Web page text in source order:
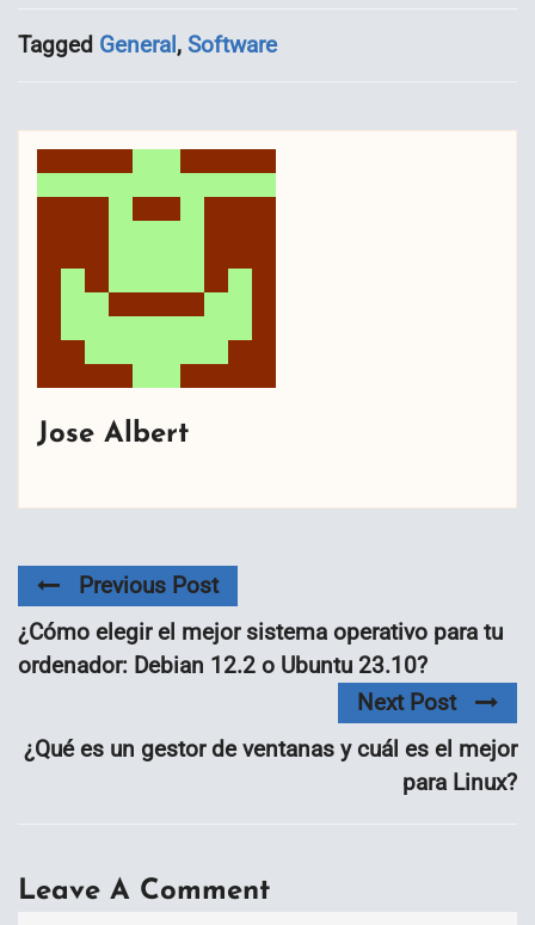
Tagged General, Software
Jose Albert
Previous Post
¿Cómo elegir el mejor sistema operativo para tu
ordenador: Debian 12.2 o Ubuntu 23.10?
Next Post
¿Qué es un gestor de ventanas y cuál es el mejor
para Linux?
Leave A Comment